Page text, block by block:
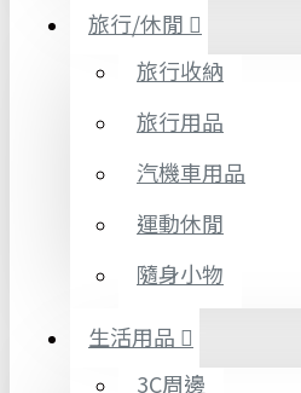
旅行/休閒
旅行收納
旅行用品
汽機車用品
運動休閒
隨身小物
生活用品
3C周邊